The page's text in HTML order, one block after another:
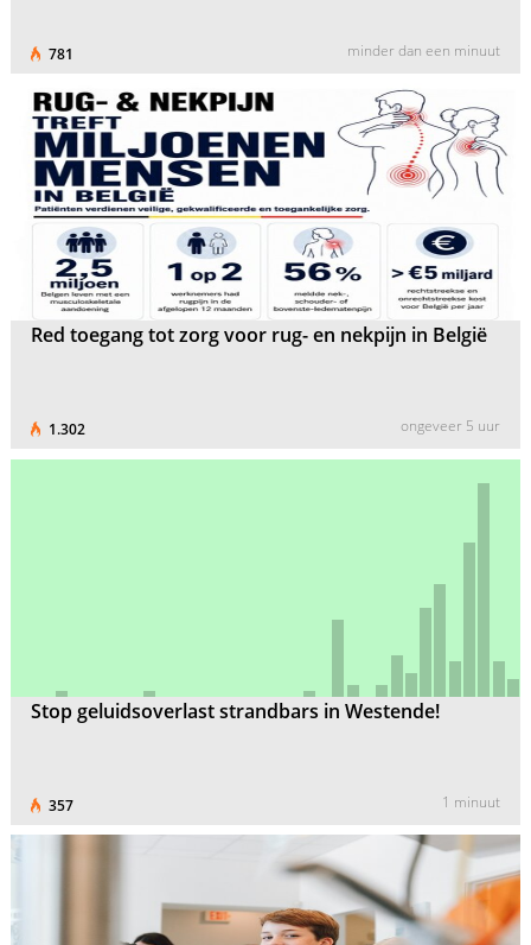
781 minder dan een minuut
Red toegang tot zorg voor rug- en nekpijn in België
1.302 ongeveer 5 uur
Stop geluidsoverlast strandbars in Westende!
357 1 minuut